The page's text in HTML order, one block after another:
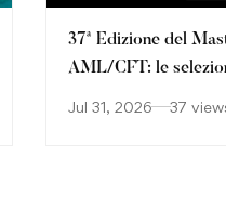
37ª Edizione del
AML/CFT: le
Jul 31, 2026 37